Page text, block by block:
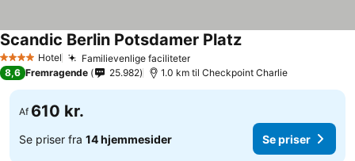
4 StjernerHotel Familievenlige faciliteter
Scandic Berlin Potsdamer Platz
8,6 Fremragende 25.982 1.0 km til Checkpoint Charlie
Af 610 kr.
Se priser fra 14 hjemmesider Se priser